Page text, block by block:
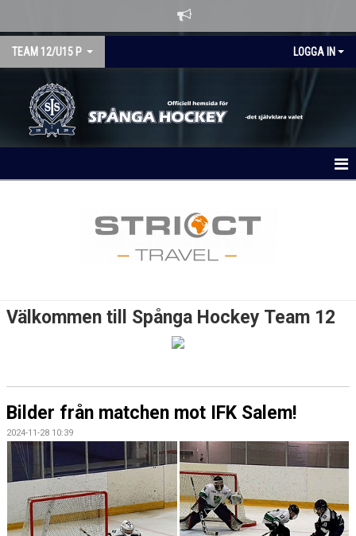
TEAM 12/U15 P LOGGA IN
LAGSPONSORER
Välkommen till Spånga Hockey Team 12
Bilder från matchen mot IFK Salem!
2024-11-28 10:39